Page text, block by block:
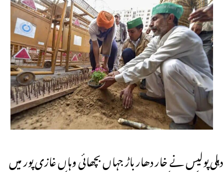
دہلی پولیس نے خار دھار باڑ جہاں بچھائی وہاں غازی پور میں